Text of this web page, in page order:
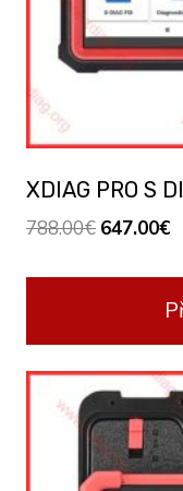
XDIAG PRO S
788.00€ Original
788.00€.
647.00€